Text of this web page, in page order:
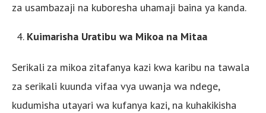
za usambazaji na kuboresha uhamaji baina ya kanda.
Kuimarisha Uratibu wa Mikoa na Mitaa
Serikali za mikoa zitafanya kazi kwa karibu na tawala
za serikali kuunda vifaa vya uwanja wa ndege,
kudumisha utayari wa kufanya kazi, na kuhakikisha